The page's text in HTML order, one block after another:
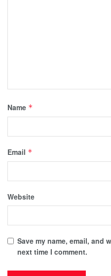
Name *
Email *
Website
Save my name, email, and
next time I comment.